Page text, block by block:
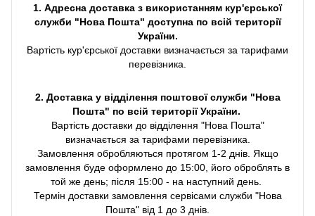
1. Адресна доставка з використанням кур'єрської
служби "Нова Пошта" доступна по всій території
України.
Вартість кур'єрської доставки визначається за тарифами
перевізника.
2. Доставка у відділення поштової служби "Нова
Пошта" по всій території України.
Вартість доставки до відділення "Нова Пошта"
визначається за тарифами перевізника.
Замовлення обробляються протягом 1-2 днів. Якщо
замовлення буде оформлено до 15:00, його оброблять в
той же день; після 15:00 - на наступний день.
Термін доставки замовлення сервісами служби "Нова
Пошта" від 1 до 3 днів.